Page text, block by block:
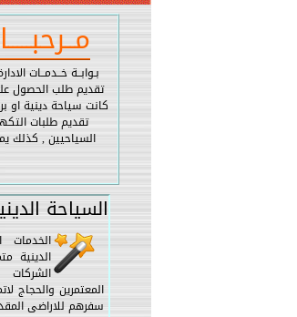
مــرحبـــــا
بـوابــة خــدمــات
تقديم طلب الحصول
كانت سياحة دينية او
تقديم طلبات
السياحيين , كذلك
السياحة
الخدمات
الدينية
الشركات
المعتمرين والحجاج
سفرهم للاراضى